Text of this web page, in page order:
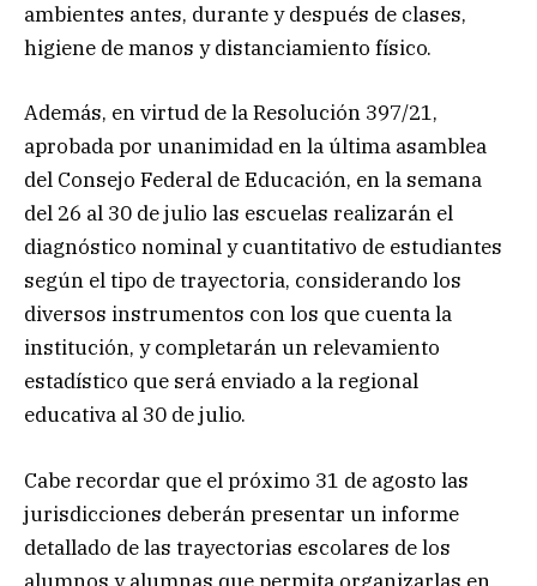
ambientes antes, durante y después de clases,
higiene de manos y distanciamiento físico.
Además, en virtud de la Resolución 397/21,
aprobada por unanimidad en la última asamblea
del Consejo Federal de Educación, en la semana
del 26 al 30 de julio las escuelas realizarán el
diagnóstico nominal y cuantitativo de estudiantes
según el tipo de trayectoria, considerando los
diversos instrumentos con los que cuenta la
institución, y completarán un relevamiento
estadístico que será enviado a la regional
educativa al 30 de julio.
Cabe recordar que el próximo 31 de agosto las
jurisdicciones deberán presentar un informe
detallado de las trayectorias escolares de los
alumnos y alumnas que permita organizarlas en